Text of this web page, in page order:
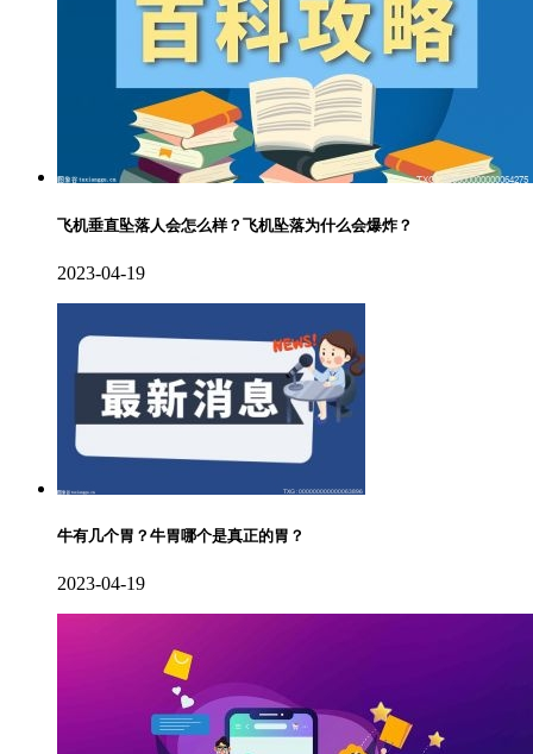
飞机垂直坠落人会怎么样？飞机坠落为什么会爆炸？
2023-04-19
牛有几个胃？牛胃哪个是真正的胃？
2023-04-19